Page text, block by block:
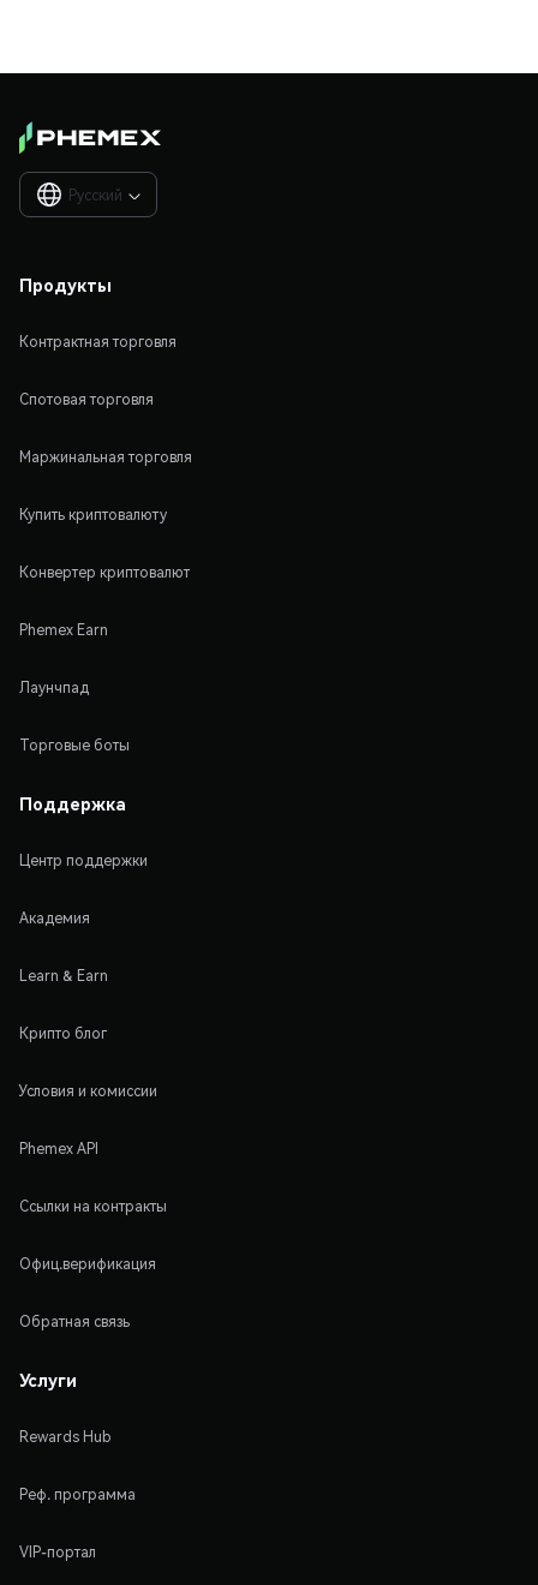
Русский 
Продукты
Контрактная торговля
Спотовая торговля
Маржинальная торговля
Купить криптовалюту
Конвертер криптовалют
Phemex Earn
Лаунчпад
Торговые боты
Поддержка
Центр поддержки
Академия
Learn & Earn
Крипто блог
Условия и комиссии
Phemex API
Ссылки на контракты
Офиц.верификация
Обратная связь
Услуги
Rewards Hub
Реф. программа
VIP-портал